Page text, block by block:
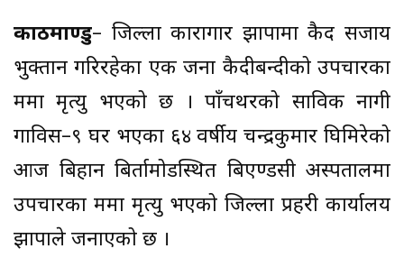
काठमाण्डु– जिल्ला कारागार झापामा कैद सजाय
भुक्तान गरिरहेका एक जना कैदीबन्दीको उपचारका
क्रममा मृत्यु भएको छ । पाँचथरको साविक नागी
गाविस–९ घर भएका ६४ वर्षीय चन्द्रकुमार घिमिरेको
आज बिहान बिर्तामोडस्थित बिएण्डसी अस्पतालमा
उपचारका क्रममा मृत्यु भएको जिल्ला प्रहरी कार्यालय
झापाले जनाएको छ ।